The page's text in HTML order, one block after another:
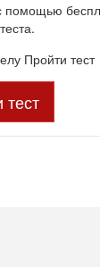
помощью
тест